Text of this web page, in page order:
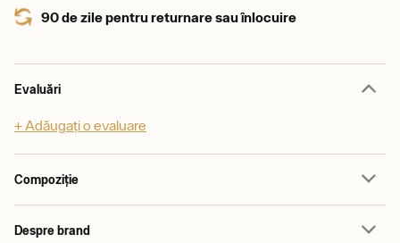
90 de zile pentru returnare sau înlocuire
Evaluări
+ Adăugați o evaluare
Compoziție
Despre brand